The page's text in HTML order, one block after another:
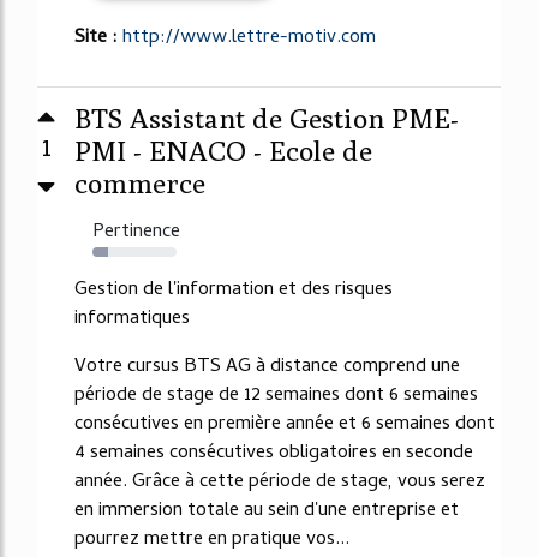
Site :http://www.lettre-motiv.com
1
BTS Assistant de Gestion PME-
PMI - ENACO - Ecole de
commerce
Pertinence
18%
Gestion de l'information et des risques
informatiques
Votre cursus BTS AG à distance comprend une
période de stage de 12 semaines dont 6 semaines
consécutives en première année et 6 semaines dont
4 semaines consécutives obligatoires en seconde
année. Grâce à cette période de stage, vous serez
en immersion totale au sein d'une entreprise et
pourrez mettre en pratique vos...